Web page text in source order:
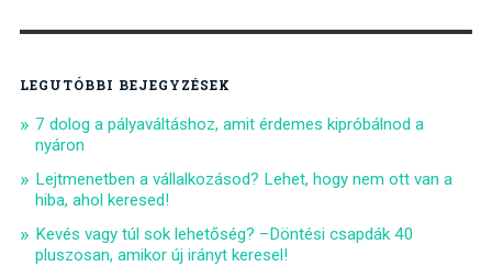
LEGUTÓBBI BEJEGYZÉSEK
7 dolog a pályaváltáshoz, amit érdemes kipróbálnod a
nyáron
Lejtmenetben a vállalkozásod? Lehet, hogy nem ott van a
hiba, ahol keresed!
Kevés vagy túl sok lehetőség? –Döntési csapdák 40
pluszosan, amikor új irányt keresel!